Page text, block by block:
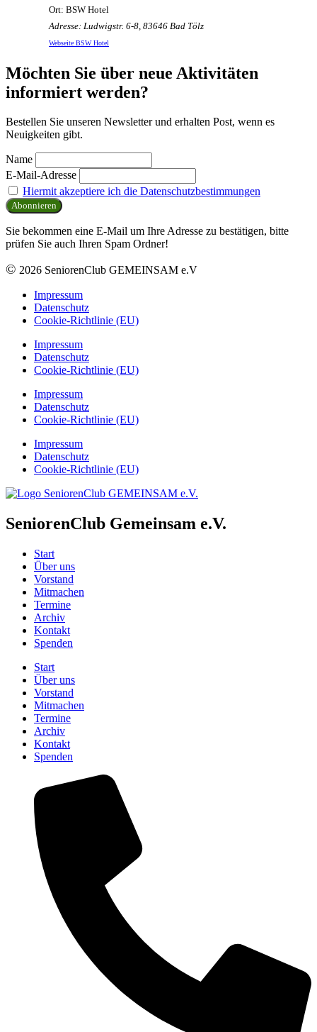
Ort: BSW Hotel
Adresse: Ludwigstr. 6-8, 83646 Bad Tölz
Webseite BSW Hotel
Möchten Sie über neue Aktivitäten
informiert werden?
Bestellen Sie unseren Newsletter und erhalten Post, wenn es
Neuigkeiten gibt.
Name
E-Mail-Adresse
Hiermit akzeptiere ich die Datenschutzbestimmungen
Sie bekommen eine E-Mail um Ihre Adresse zu bestätigen, bitte
prüfen Sie auch Ihren Spam Ordner!
© 2026 SeniorenClub GEMEINSAM e.V
Impressum
Datenschutz
Cookie-Richtlinie (EU)
Impressum
Datenschutz
Cookie-Richtlinie (EU)
Impressum
Datenschutz
Cookie-Richtlinie (EU)
Impressum
Datenschutz
Cookie-Richtlinie (EU)
SeniorenClub Gemeinsam e.V.
Start
Über uns
Vorstand
Mitmachen
Termine
Archiv
Kontakt
Spenden
Start
Über uns
Vorstand
Mitmachen
Termine
Archiv
Kontakt
Spenden